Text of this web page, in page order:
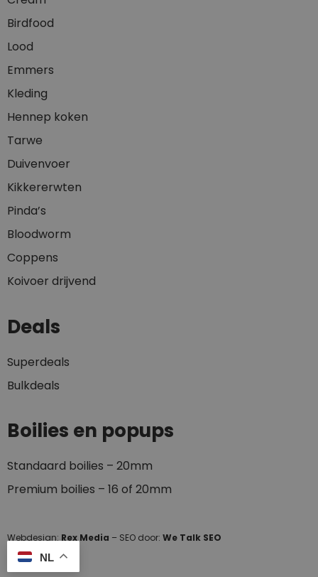
Birdfood
Lood
Emmers
Kleding
Hennep koken
Tarwe
Duivenvoer
Kikkererwten
Pinda’s
Bloodworm
Coppens
Koivoer drijvend
Deals
Superdeals
Bulkdeals
Boilies en popups
Standaard boilies – 20mm
Premium boilies – 16 of 20mm
Webdesign: Rex Media – SEO door: We Talk SEO
NL